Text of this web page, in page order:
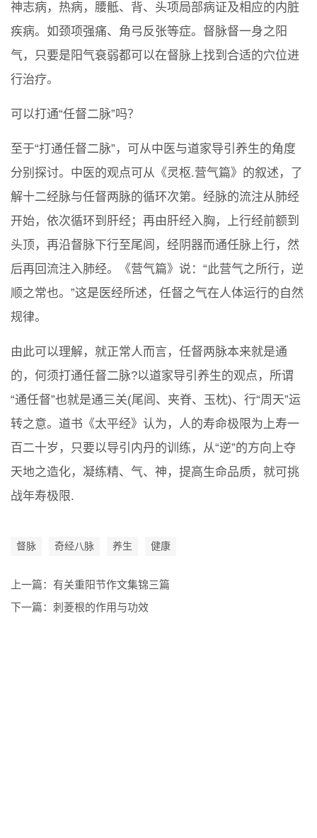
神志病，热病，腰骶、背、头项局部病证及相应的内脏
疾病。如颈项强痛、角弓反张等症。督脉督一身之阳
气，只要是阳气衰弱都可以在督脉上找到合适的穴位进
行治疗。
可以打通“任督二脉”吗？
至于“打通任督二脉”，可从中医与道家导引养生的角度
分别探讨。中医的观点可从《灵枢.营气篇》的叙述，了
解十二经脉与任督两脉的循环次第。经脉的流注从肺经
开始，依次循环到肝经；再由肝经入胸，上行经前额到
头顶，再沿督脉下行至尾闾，经阴器而通任脉上行，然
后再回流注入肺经。《营气篇》说：“此营气之所行，逆
顺之常也。”这是医经所述，任督之气在人体运行的自然
规律。
由此可以理解，就正常人而言，任督两脉本来就是通
的，何须打通任督二脉?以道家导引养生的观点，所谓
“通任督”也就是通三关(尾闾、夹脊、玉枕)、行“周天”运
转之意。道书《太平经》认为，人的寿命极限为上寿一
百二十岁，只要以导引内丹的训练，从“逆”的方向上夺
天地之造化，凝练精、气、神，提高生命品质，就可挑
战年寿极限.
督脉 奇经八脉 养生 健康
上一篇： 有关重阳节作文集锦三篇
下一篇： 刺菱根的作用与功效